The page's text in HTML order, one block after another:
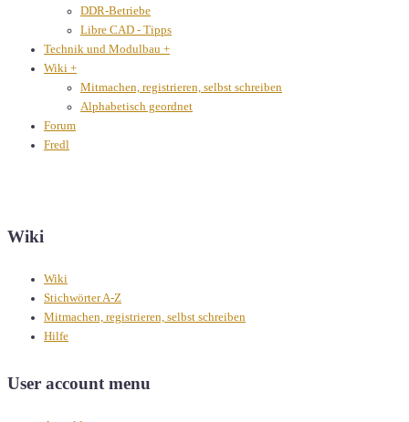
DDR-Betriebe
Libre CAD - Tipps
Technik und Modulbau +
Wiki +
Mitmachen, registrieren, selbst schreiben
Alphabetisch geordnet
Forum
Fredl
Wiki
Wiki
Stichwörter A-Z
Mitmachen, registrieren, selbst schreiben
Hilfe
User account menu